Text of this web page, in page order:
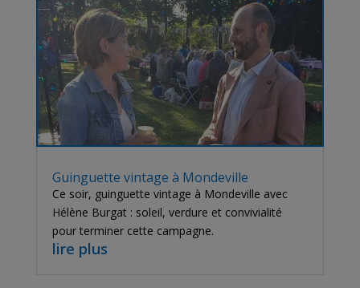
Guinguette vintage à Mondeville
Ce soir, guinguette vintage à Mondeville avec
Hélène Burgat : soleil, verdure et convivialité
pour terminer cette campagne.
lire plus